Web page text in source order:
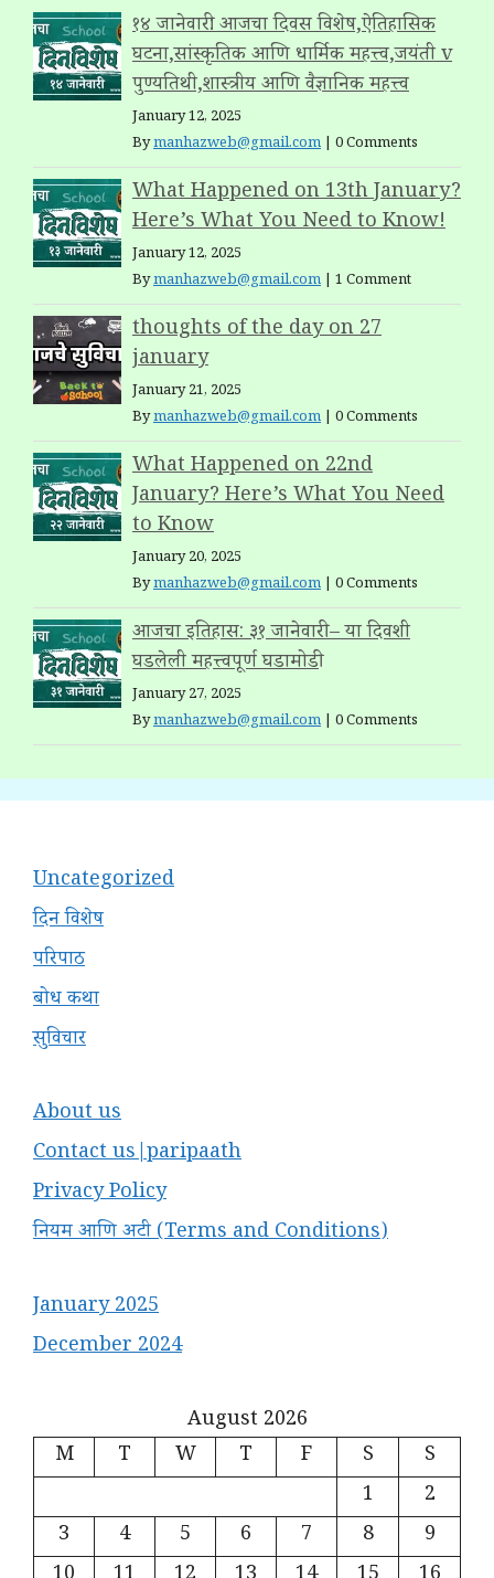
१४ जानेवारी: आजचा दिवस विशेष,ऐतिहासिक
घटना,सांस्कृतिक आणि धार्मिक महत्त्व,जयंती v
पुण्यतिथी,शास्त्रीय आणि वैज्ञानिक महत्त्व
January 12, 2025
Bymanhazweb@gmail.com | 0 Comments
What Happened on 13th January?
Here’s What You Need to Know!
January 12, 2025
Bymanhazweb@gmail.com | 1 Comment
thoughts of the day on 27
january
January 21, 2025
Bymanhazweb@gmail.com | 0 Comments
What Happened on 22nd
January? Here’s What You Need
to Know
January 20, 2025
Bymanhazweb@gmail.com | 0 Comments
आजचा इतिहास: ३१ जानेवारी – या दिवशी
घडलेली महत्त्वपूर्ण घडामोडी
January 27, 2025
Bymanhazweb@gmail.com | 0 Comments
Uncategorized
दिन विशेष
परिपाठ
बोध कथा
सुविचार
About us
Contact us|paripaath
Privacy Policy
नियम आणि अटी (Terms and Conditions)
January 2025
December 2024
August 2026
M
T W T F S
S
1
2
3
4 5 6 7 8
9